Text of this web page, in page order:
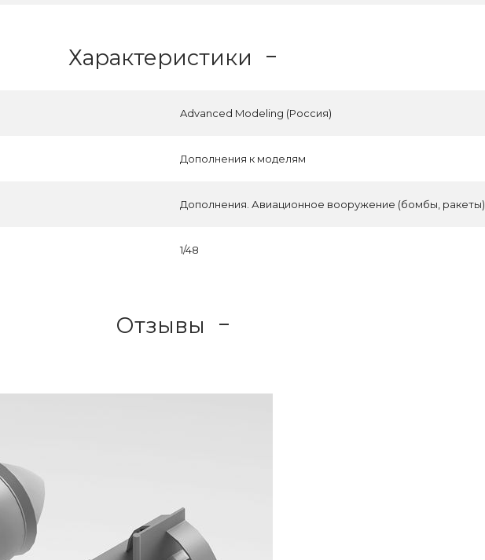
Характеристики
Advanced Modeling (Россия)
Дополнения к моделям
Дополнения. Авиационное вооружение (бомбы, ракеты)
1/48
Отзывы